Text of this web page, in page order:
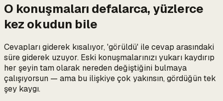
O konuşmaları defalarca, yüzlerce
kez okudun bile
Cevapları giderek kısalıyor, 'görüldü' ile cevap arasındaki
süre giderek uzuyor. Eski konuşmalarınızı yukarı kaydırıp
her şeyin tam olarak nereden değiştiğini bulmaya
çalışıyorsun — ama bu ilişkiye çok yakınsın, gördüğün tek
şey kaygı.